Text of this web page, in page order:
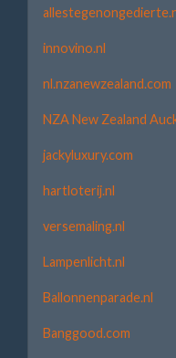
innovino.nl
nl.nzanewzealand.com
NZA New Zealand
jackyluxury.com
hartloterij.nl
versemaling.nl
Lampenlicht.nl
Ballonnenparade.nl
Banggood.com